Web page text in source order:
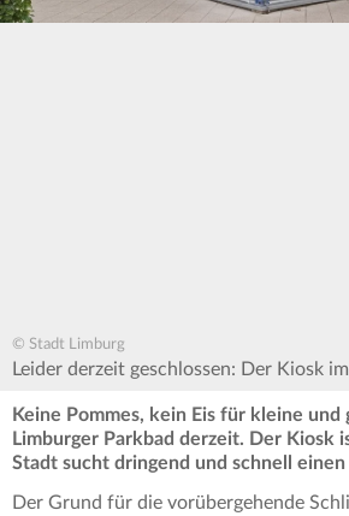
© Stadt Limburg
Leider derzeit geschlossen: Der Kiosk
Keine Pommes, kein Eis für kleine und
Limburger Parkbad derzeit. Der Kiosk
Stadt sucht dringend und schnell
Der Grund für die vorübergehende